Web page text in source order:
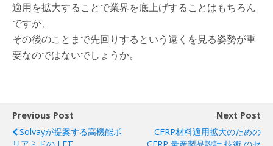
適用を拡大することで業界を底上げすることはもちろん
ですが、
その後のことまで先回りするという遠くを見る姿勢が重
要なのではないでしょうか。
Previous Post
Solvayが提案する高機能ポ
Next Post
CFRP材料適用拡大のための